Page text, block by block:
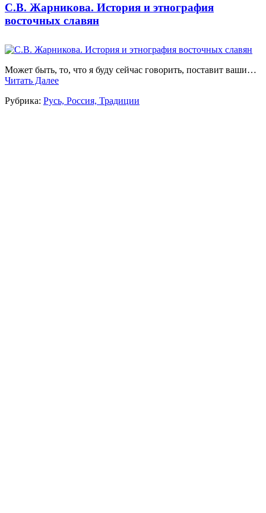
С.В. Жарникова. История и этнография
восточных славян
Может быть, то, что я буду сейчас говорить, поставит ваши…
Читать Далее
Рубрика: Русь, Россия, Традиции